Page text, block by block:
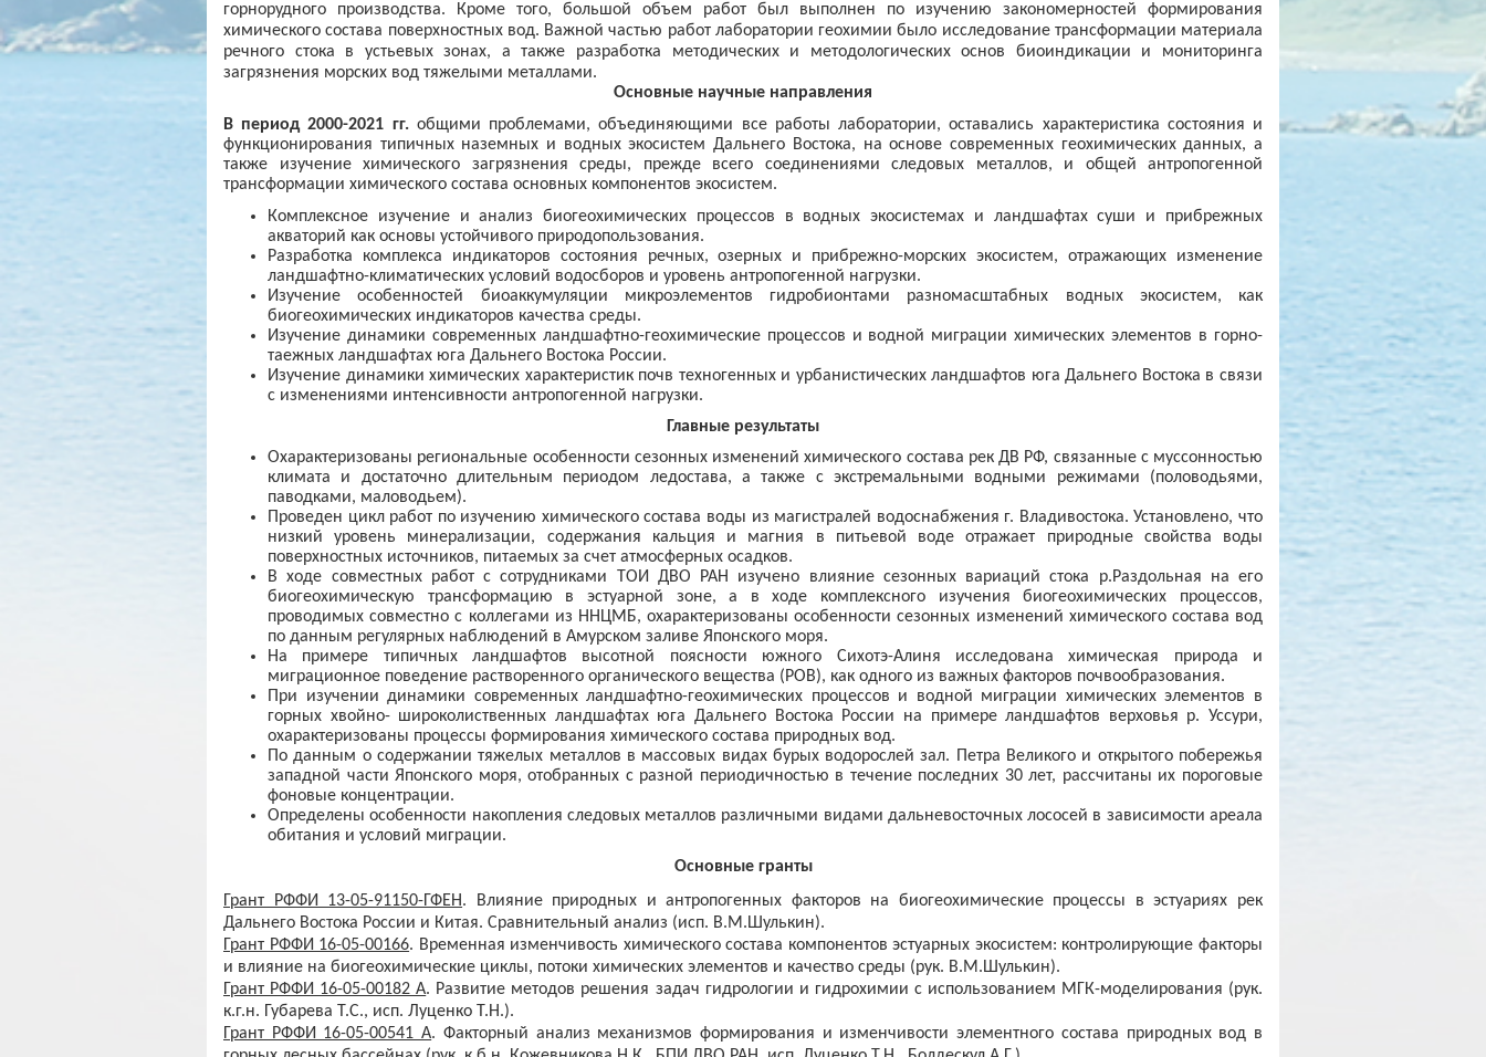
горнорудного производства. Кроме того, большой объем работ был выполнен по изучению закономерностей формирования
химического состава поверхностных вод. Важной частью работ лаборатории геохимии было исследование трансформации материала
речного стока в устьевых зонах, а также разработка методических и методологических основ биоиндикации и мониторинга
загрязнения морских вод тяжелыми металлами.
Основные научные направления
В период 2000-2021 гг.общими проблемами, объединяющими все работы лаборатории, оставались характеристика состояния и
функционирования типичных наземных и водных экосистем Дальнего Востока, на основе современных геохимических данных, а
также изучение химического загрязнения среды, прежде всего соединениями следовых металлов, и общей антропогенной
трансформации химического состава основных компонентов экосистем.
Комплексное изучение и анализ биогеохимических процессов в водных экосистемах и ландшафтах суши и прибрежных
акваторий как основы устойчивого природопользования.
Разработка комплекса индикаторов состояния речных, озерных и прибрежно-морских экосистем, отражающих изменение
ландшафтно-климатических условий водосборов и уровень антропогенной нагрузки.
Изучение особенностей биоаккумуляции микроэлементов гидробионтами разномасштабных водных экосистем, как
биогеохимических индикаторов качества среды.
Изучение динамики современных ландшафтно-геохимические процессов и водной миграции химических элементов в горно-
таежных ландшафтах юга Дальнего Востока России.
Изучение динамики химических характеристик почв техногенных и урбанистических ландшафтов юга Дальнего Востока в связи
с изменениями интенсивности антропогенной нагрузки.
Главные результаты
Охарактеризованы региональные особенности сезонных изменений химического состава рек ДВ РФ, связанные с муссонностью
климата и достаточно длительным периодом ледостава, а также с экстремальными водными режимами (половодьями,
паводками, маловодьем).
Проведен цикл работ по изучению химического состава воды из магистралей водоснабжения г. Владивостока. Установлено, что
низкий уровень минерализации, содержания кальция и магния в питьевой воде отражает природные свойства воды
поверхностных источников, питаемых за счет атмосферных осадков.
В ходе совместных работ с сотрудниками ТОИ ДВО РАН изучено влияние сезонных вариаций стока р.Раздольная на его
биогеохимическую трансформацию в эстуарной зоне, а в ходе комплексного изучения биогеохимических процессов,
проводимых совместно с коллегами из ННЦМБ, охарактеризованы особенности сезонных изменений химического состава вод
по данным регулярных наблюдений в Амурском заливе Японского моря.
На примере типичных ландшафтов высотной поясности южного Сихотэ-Алиня исследована химическая природа и
миграционное поведение растворенного органического вещества (РОВ), как одного из важных факторов почвообразования.
При изучении динамики современных ландшафтно-геохимических процессов и водной миграции химических элементов в
горных хвойно- широколиственных ландшафтах юга Дальнего Востока России на примере ландшафтов верховья р. Уссури,
охарактеризованы процессы формирования химического состава природных вод.
По данным о содержании тяжелых металлов в массовых видах бурых водорослей зал. Петра Великого и открытого побережья
западной части Японского моря, отобранных с разной периодичностью в течение последних 30 лет, рассчитаны их пороговые
фоновые концентрации.
Определены особенности накопления следовых металлов различными видами дальневосточных лососей в зависимости ареала
обитания и условий миграции.
Основные гранты
Грант РФФИ 13-05-91150-ГФЕН. Влияние природных и антропогенных факторов на биогеохимические процессы в эстуариях рек
Дальнего Востока России и Китая. Сравнительный анализ (исп. В.М.Шулькин).
Грант РФФИ 16-05-00166. Временная изменчивость химического состава компонентов эстуарных экосистем: контролирующие факторы
и влияние на биогеохимические циклы, потоки химических элементов и качество среды (рук. В.М.Шулькин).
Грант РФФИ 16-05-00182 А. Развитие методов решения задач гидрологии и гидрохимии с использованием МГК-моделирования (рук.
к.г.н. Губарева Т.С., исп. Луценко Т.Н.).
Грант РФФИ 16-05-00541 А. Факторный анализ механизмов формирования и изменчивости элементного состава природных вод в